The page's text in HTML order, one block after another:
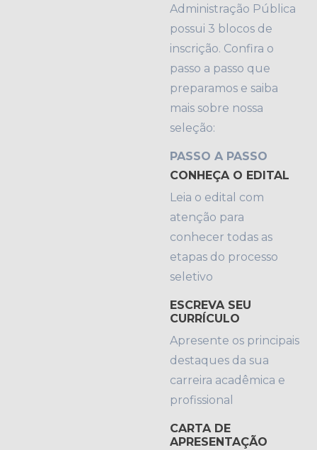
Administração Pública
possui 3 blocos de
inscrição. Confira o
passo a passo que
preparamos e saiba
mais sobre nossa
seleção:
PASSO A PASSO
CONHEÇA O EDITAL
Leia o edital com
atenção para
conhecer todas as
etapas do processo
seletivo
ESCREVA SEU
CURRÍCULO
Apresente os principais
destaques da sua
carreira acadêmica e
profissional
CARTA DE
APRESENTAÇÃO